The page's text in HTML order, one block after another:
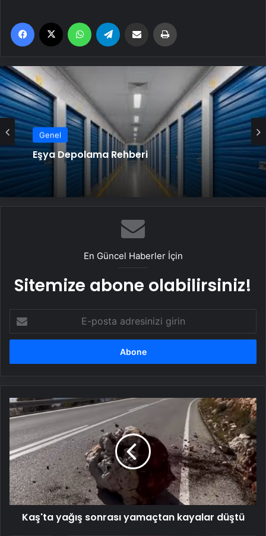
Facebook WhatsApp Email'den paylaş
Genel
Eşya Depolama Rehberi
En Güncel Haberler İçin
Sitemize abone olabilirsiniz!
posta
adresinizi
Kaş'ta yağış
sonrası yamaçtan
kayalar
düştü
Kaş'ta yağış sonrası yamaçtan kayalar düştü